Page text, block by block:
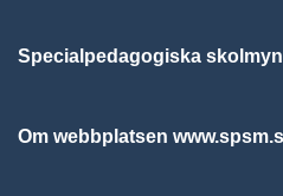
Specialpedagogiska
Om webbplatsen